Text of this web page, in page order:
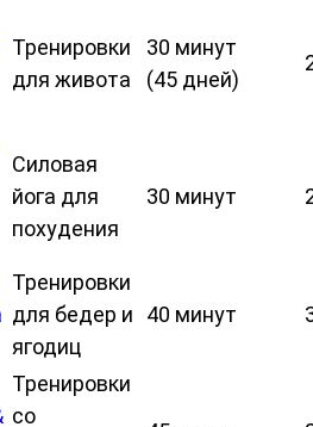
Тренировки
для живота
30 минут
(45 дней)
Силовая
йога для
похудения
30 минут
Тренировки
для бедер и
ягодиц
40 минут
Тренировки
со